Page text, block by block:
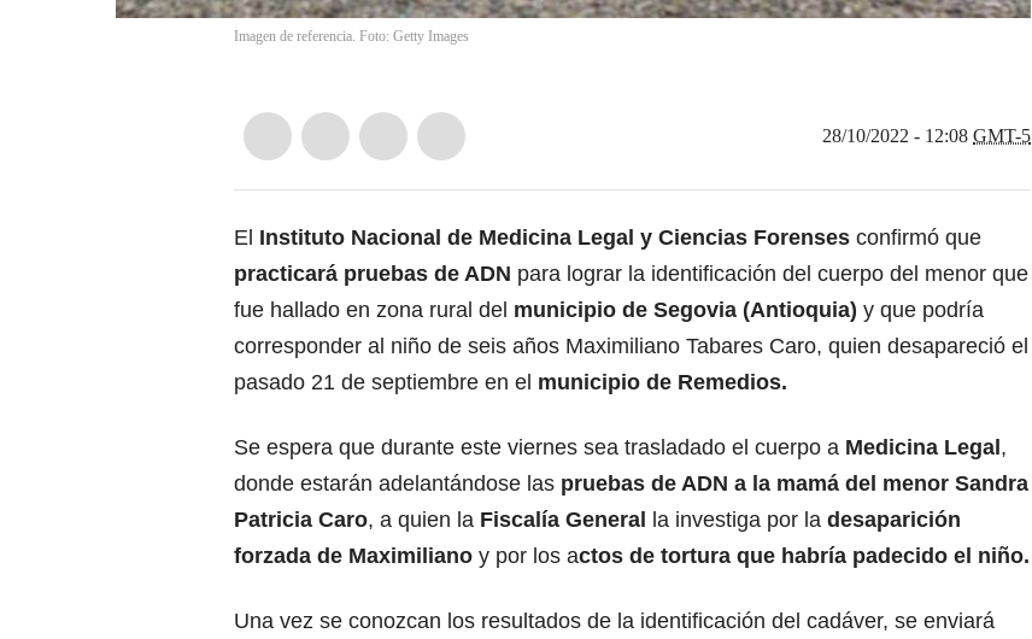
Imagen de referencia. Foto: Getty Images
28/10/2022 - 12:08 GMT-5
El Instituto Nacional de Medicina Legal y Ciencias Forenses confirmó que
practicará pruebas de ADN para lograr la identificación del cuerpo del menor que
fue hallado en zona rural del municipio de Segovia (Antioquia) y que podría
corresponder al niño de seis años Maximiliano Tabares Caro, quien desapareció el
pasado 21 de septiembre en el municipio de Remedios.
Se espera que durante este viernes sea trasladado el cuerpo a Medicina Legal ,
donde estarán adelantándose las pruebas de ADN a la mamá del menor Sandra
Patricia Caro, a quien la Fiscalía General la investiga por la desaparición
forzada de Maximiliano y por los actos de tortura que habría padecido el niño.
Una vez se conozcan los resultados de la identificación del cadáver, se enviará